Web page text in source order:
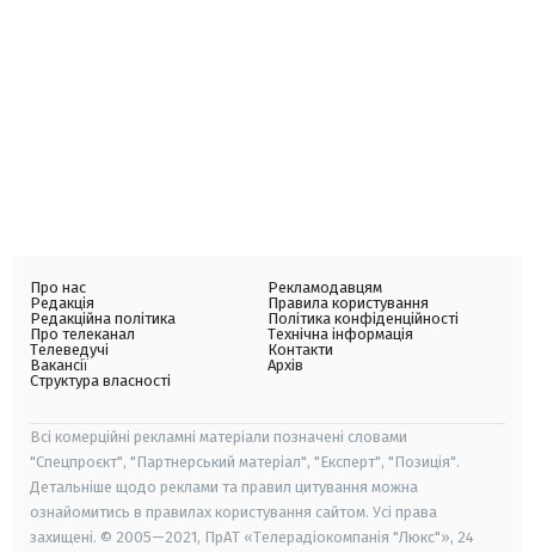
Про нас
Редакція
Редакційна політика
Про телеканал
Телеведучі
Вакансії
Структура власності
Рекламодавцям
Правила користування
Політика конфіденційності
Технічна інформація
Контакти
Архів
Всі комерційні рекламні матеріали позначені словами
"Спецпроєкт", "Партнерський матеріал", "Експерт", "Позиція".
Детальніше щодо реклами та правил цитування можна
ознайомитись в правилах користування сайтом. Усі права
захищені. © 2005—2021, ПрАТ «Телерадіокомпанія "Люкс"», 24